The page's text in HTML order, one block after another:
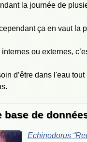
la journée de
ça en vaut
ou externes,
d’être dans l'eau
base de
Echinodorus